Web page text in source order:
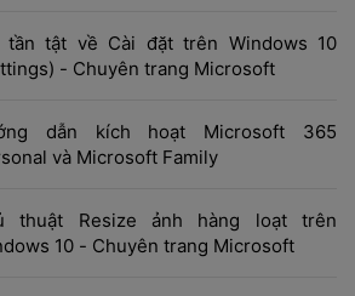
tần tật về Cài đặt trên Windows 10
- Chuyên trang Microsoft
dẫn kích hoạt Microsoft 365
và Microsoft Family
thuật Resize ảnh hàng loạt trên
10 - Chuyên trang Microsoft